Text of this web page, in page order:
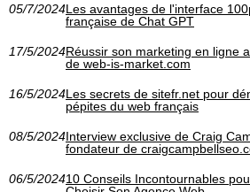
05/7/2024Les avantages de l'interface
française de Chat GPT
17/5/2024Réussir son marketing en ligne
de web-is-market.com
16/5/2024Les secrets de sitefr.net pour
pépites du web français
08/5/2024Interview exclusive de Craig
fondateur de
06/5/202410 Conseils Incontournables